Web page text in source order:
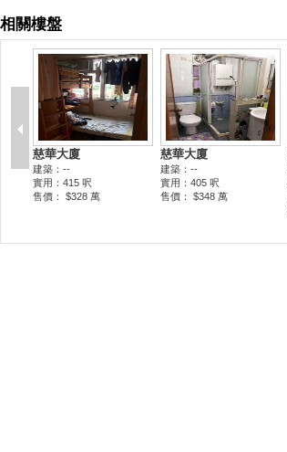
相關樓盤
慈華大廈
建築：--
實用：415 呎
售價： $328 萬
慈華大廈
建築：--
實用：405 呎
售價： $348 萬